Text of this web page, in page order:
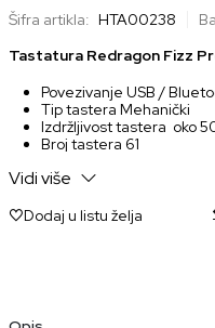
Šifra artikla: HTA00238
Tastatura Redragon Fizz
Povezivanje USB /
Tip tastera Mehanički
Izdržljivost tastera oko
Broj tastera 61
Osvetljenje RGB
Vidi više
Dodaj u listu želja